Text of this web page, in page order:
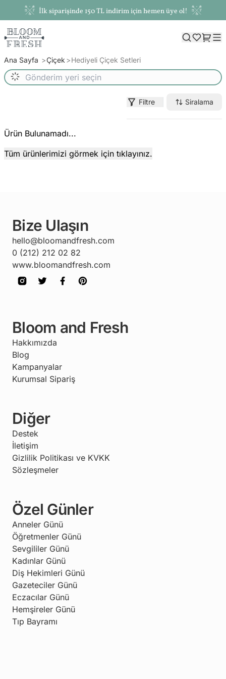
İlk siparişinde 150 TL indirim için hemen üye ol!
Ana Sayfa Çiçek Hediyeli Çiçek Setleri
Filtre Siralama
Ürün Bulunamadı...
Tüm ürünlerimizi görmek için tıklayınız.
Bize Ulaşın
hello@bloomandfresh.com
0 (212) 212 02 82
www.bloomandfresh.com
Bloom and Fresh
Hakkımızda
Blog
Kampanyalar
Kurumsal Sipariş
Diğer
Destek
İletişim
Gizlilik Politikası ve KVKK
Sözleşmeler
Özel Günler
Anneler Günü
Öğretmenler Günü
Sevgililer Günü
Kadınlar Günü
Diş Hekimleri Günü
Gazeteciler Günü
Eczacılar Günü
Hemşireler Günü
Tıp Bayramı